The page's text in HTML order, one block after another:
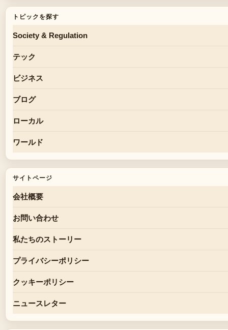
トピックを探す
Society & Regulation
テック
ビジネス
ブログ
ローカル
ワールド
サイトページ
会社概要
お問い合わせ
私たちのストーリー
プライバシーポリシー
クッキーポリシー
ニュースレター